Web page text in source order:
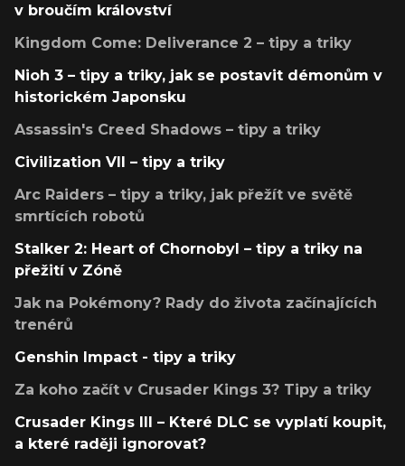
v broučím království
Kingdom Come: Deliverance 2 – tipy a triky
Nioh 3 – tipy a triky, jak se postavit démonům v
historickém Japonsku
Assassin's Creed Shadows – tipy a triky
Civilization VII – tipy a triky
Arc Raiders – tipy a triky, jak přežít ve světě
smrtících robotů
Stalker 2: Heart of Chornobyl – tipy a triky na
přežití v Zóně
Jak na Pokémony? Rady do života začínajících
trenérů
Genshin Impact - tipy a triky
Za koho začít v Crusader Kings 3? Tipy a triky
Crusader Kings III – Které DLC se vyplatí koupit,
a které raději ignorovat?